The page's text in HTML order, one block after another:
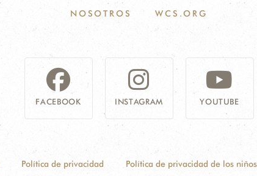
NOSOTROS WCS.ORG
FACEBOOK INSTAGRAM YOUTUBE
Política de privacidad Política de privacidad de los niños